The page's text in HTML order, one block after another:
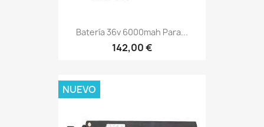
Batería 36v 6000mah Para...
142,00 €
NUEVO